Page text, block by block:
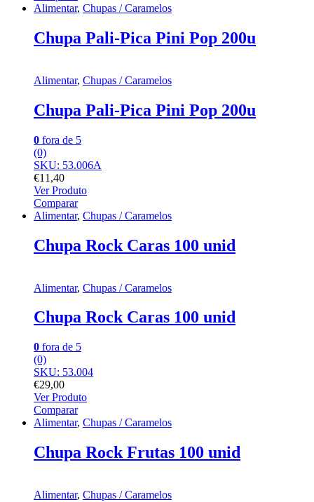
Alimentar, Chupas / Caramelos
Chupa Pali-Pica Pini Pop 200u
Alimentar, Chupas / Caramelos
Chupa Pali-Pica Pini Pop 200u
0 fora de 5
(0)
SKU: 53.006A
€11,40
Ver Produto
Comparar
Alimentar, Chupas / Caramelos
Chupa Rock Caras 100 unid
Alimentar, Chupas / Caramelos
Chupa Rock Caras 100 unid
0 fora de 5
(0)
SKU: 53.004
€29,00
Ver Produto
Comparar
Alimentar, Chupas / Caramelos
Chupa Rock Frutas 100 unid
Alimentar, Chupas / Caramelos